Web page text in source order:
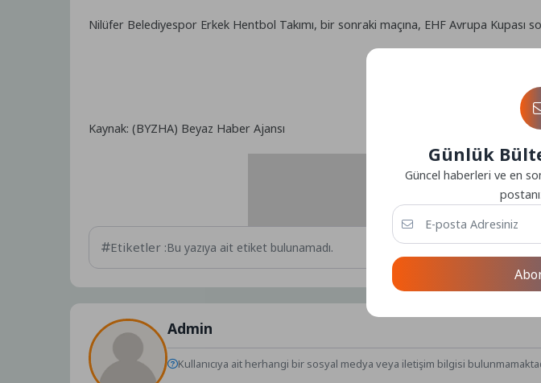
Nilüfer Belediyespor Erkek Hentbol Takımı, bir sonraki maçına, EHF Avrupa Kupası
Kaynak: (BYZHA) Beyaz Haber Ajansı
Etiketler :Bu yazıya ait etiket bulunamadı.
Admin
Kullanıcıya ait herhangi bir sosyal medya veya iletişim bilgisi
Günlük
Güncel haberleri ve en